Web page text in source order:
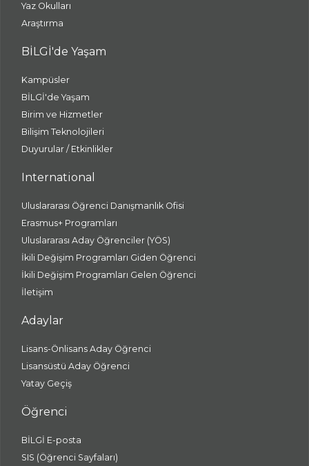
Yaz Okulları
Araştırma
BİLGİ'de Yaşam
Kampüsler
BİLGİ'de Yaşam
Birim ve Hizmetler
Bilişim Teknolojileri
Duyurular / Etkinlikler
International
Uluslararası Öğrenci Danışmanlık Ofisi
Erasmus+ Programları
Uluslararası Aday Öğrenciler (YÖS)
İkili Değişim Programları Giden Öğrenci
İkili Değişim Programları Gelen Öğrenci
İletişim
Adaylar
Lisans-Önlisans Aday Öğrenci
Lisansüstü Aday Öğrenci
Yatay Geçiş
Öğrenci
BİLGİ E-posta
SIS (Öğrenci Sayfaları)